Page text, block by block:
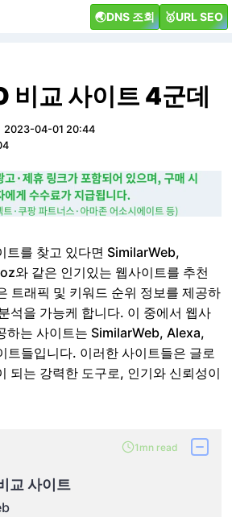
🌏DNS 조회 🥇URL SEO
비교 사이트 4군데
2023-04-01 20:44
트를 찾고 있다면 SimilarWeb,
와 같은 인기있는 웹사이트를 추천
트래픽 및 키워드 순위 정보를 제공하
석을 가능케 합니다. 이 중에서 웹사
하는 사이트는 SimilarWeb, Alexa,
트들입니다. 이러한 사이트들은 글로
되는 강력한 도구로, 인기와 신뢰성이
1mn read
교 사이트